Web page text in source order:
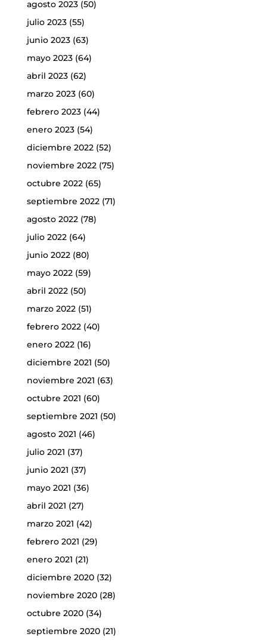
agosto 2023(50)
julio 2023(55)
junio 2023(63)
mayo 2023(64)
abril 2023(62)
marzo 2023(60)
febrero 2023(44)
enero 2023(54)
diciembre 2022(52)
noviembre 2022(75)
octubre 2022(65)
septiembre 2022(71)
agosto 2022(78)
julio 2022(64)
junio 2022(80)
mayo 2022(59)
abril 2022(50)
marzo 2022(51)
febrero 2022(40)
enero 2022(16)
diciembre 2021 (50)
noviembre 2021 (63)
octubre 2021 (60)
septiembre 2021 (50)
agosto 2021 (46)
julio 2021 (37)
junio 2021 (37)
mayo 2021 (36)
abril 2021 (27)
marzo 2021 (42)
febrero 2021 (29)
enero 2021 (21)
diciembre 2020(32)
noviembre 2020(28)
octubre 2020(34)
septiembre 2020(21)